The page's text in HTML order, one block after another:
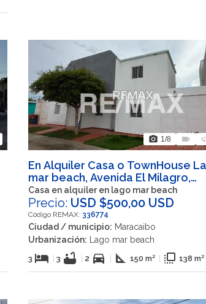
photo_camera 1/8 videocam
En Alquiler Casa o TownHouse
mar beach, Avenida El Milagro,
Maracaibo, Zulia, VEN
Casa en alquiler en lago mar beach
Precio: USD $500,00 USD
Código REMAX: 336774
Ciudad / municipio: Maracaibo
Urbanización: Lago mar beach
3 hotel | 3 bathtub | 2 directions_car | square_foot 150 m² | flip_to_front 138 m²